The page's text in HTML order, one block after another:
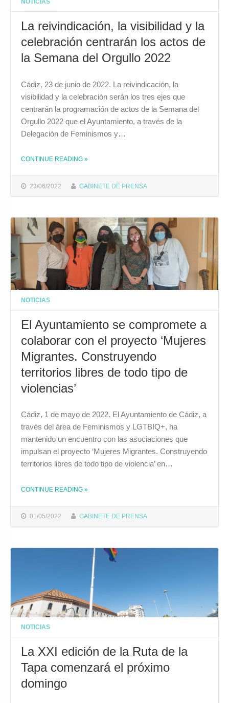
La reivindicación, la visibilidad y la
celebración centrarán los actos de
la Semana del Orgullo 2022
23/06/2022 GABINETE DE PRENSA
Cádiz, 23 de junio de 2022. La reivindicación, la
visibilidad y la celebración serán los tres ejes que
centrarán la programación de actos de la Semana del
Orgullo 2022 que el Ayuntamiento, a través de la
Delegación de Feminismos y…
CONTINUE READING THE "LA REIVINDICACIÓN, LA VISIBILIDAD Y LA CELEBRACIÓN CENTRARÁN LOS ACTOS DE LA SEMANA DEL ORGULLO 2022"
»
NOTICIAS
El Ayuntamiento se compromete a
colaborar con el proyecto ‘Mujeres
Migrantes. Construyendo
territorios libres de todo tipo de
violencias’
01/05/2022 GABINETE DE PRENSA
Cádiz, 1 de mayo de 2022. El Ayuntamiento de Cádiz, a
través del área de Feminismos y LGTBIQ+, ha
mantenido un encuentro con las asociaciones que
impulsan el proyecto ‘Mujeres Migrantes. Construyendo
territorios libres de todo tipo de violencia’ en…
CONTINUE READING THE "EL AYUNTAMIENTO SE COMPROMETE A COLABORAR CON EL PROYECTO ‘MUJERES MIGRANTES. CONSTRUYENDO TERRITORIOS LIBRES DE TODO TIPO DE VIOLENCIAS’"
»
NOTICIAS
La XXI edición de la Ruta de la
Tapa comenzará el próximo
domingo